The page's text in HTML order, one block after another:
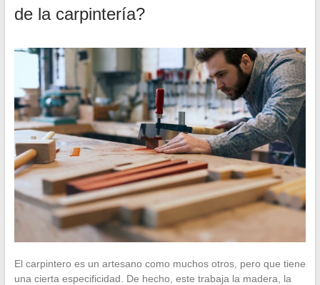
de la carpintería?
El carpintero es un artesano como muchos otros, pero que tiene
una cierta especificidad. De hecho, este trabaja la madera, la